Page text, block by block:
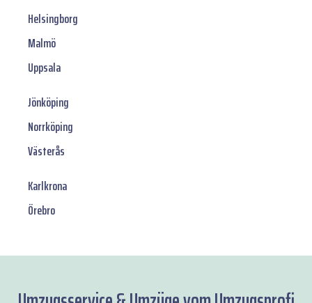
Helsingborg
Malmö
Uppsala
Jönköping
Norrköping
Västerås
Karlkrona
Örebro